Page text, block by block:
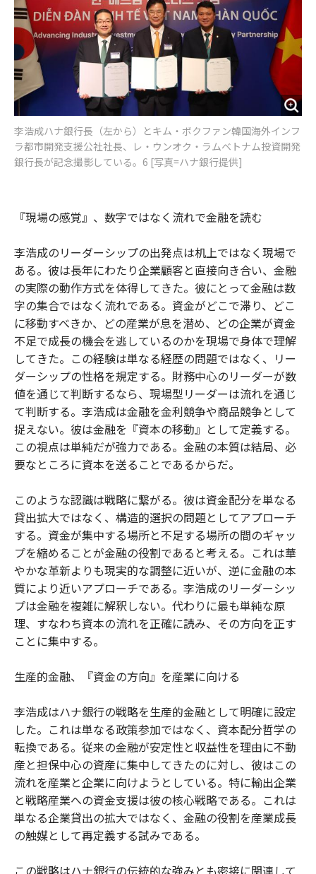
李浩成ハナ銀行長（左から）とキム・ボクファン韓国海外インフ
ラ都市開発支援公社社長、レ・ウンオク・ラムベトナム投資開発
銀行長が記念撮影している。6 [写真=ハナ銀行提供]
『現場の感覚』、数字ではなく流れで金融を読む
李浩成のリーダーシップの出発点は机上ではなく現場で
ある。彼は長年にわたり企業顧客と直接向き合い、金融
の実際の動作方式を体得してきた。彼にとって金融は数
字の集合ではなく流れである。資金がどこで滞り、どこ
に移動すべきか、どの産業が息を潜め、どの企業が資金
不足で成長の機会を逃しているのかを現場で身体で理解
してきた。この経験は単なる経歴の問題ではなく、リー
ダーシップの性格を規定する。財務中心のリーダーが数
値を通じて判断するなら、現場型リーダーは流れを通じ
て判断する。李浩成は金融を金利競争や商品競争として
捉えない。彼は金融を『資本の移動』として定義する。
この視点は単純だが強力である。金融の本質は結局、必
要なところに資本を送ることであるからだ。
このような認識は戦略に繋がる。彼は資金配分を単なる
貸出拡大ではなく、構造的選択の問題としてアプローチ
する。資金が集中する場所と不足する場所の間のギャッ
プを縮めることが金融の役割であると考える。これは華
やかな革新よりも現実的な調整に近いが、逆に金融の本
質により近いアプローチである。李浩成のリーダーシッ
プは金融を複雑に解釈しない。代わりに最も単純な原
理、すなわち資本の流れを正確に読み、その方向を正す
ことに集中する。
生産的金融、『資金の方向』を産業に向ける
李浩成はハナ銀行の戦略を生産的金融として明確に設定
した。これは単なる政策参加ではなく、資本配分哲学の
転換である。従来の金融が安定性と収益性を理由に不動
産と担保中心の資産に集中してきたのに対し、彼はこの
流れを産業と企業に向けようとしている。特に輸出企業
と戦略産業への資金支援は彼の核心戦略である。これは
単なる企業貸出の拡大ではなく、金融の役割を産業成長
の触媒として再定義する試みである。
この戦略はハナ銀行の伝統的な強みとも密接に関連して